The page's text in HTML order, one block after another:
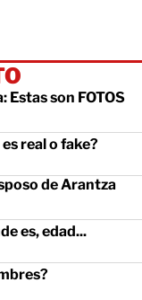
Estas son FOTOS
real o fake?
de Arantza
es, edad...